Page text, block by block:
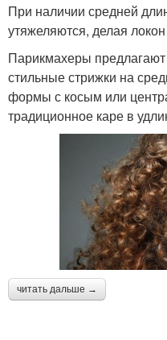
При наличии средней
утяжеляются, делая
Парикмахеры
стильные стрижки на
формы с косым или
традиционное каре в
читать дальше →